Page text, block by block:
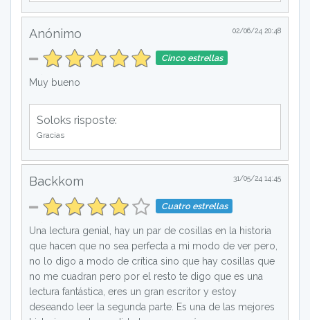
02/06/24 20:48
Anónimo
Cinco estrellas
Muy bueno
Soloks risposte:
Gracias
31/05/24 14:45
Backkom
Cuatro estrellas
Una lectura genial, hay un par de cosillas en la historia
que hacen que no sea perfecta a mi modo de ver pero,
no lo digo a modo de crítica sino que hay cosillas que
no me cuadran pero por el resto te digo que es una
lectura fantástica, eres un gran escritor y estoy
deseando leer la segunda parte. Es una de las mejores